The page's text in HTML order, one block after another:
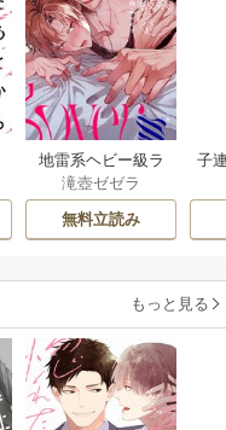
地雷系ヘビー級ラ
バー【単行本版】
滝壺ゼゼラ
無料立読み
子
もっと見る